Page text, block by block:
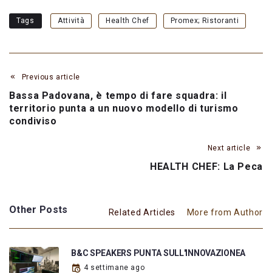
Tags Attività Health Chef Promex; Ristoranti
Previous article
Bassa Padovana, è tempo di fare squadra: il
territorio punta a un nuovo modello di turismo
condiviso
Next article
HEALTH CHEF: La Peca
Other Posts Related Articles More from Author
B&C SPEAKERS PUNTA SULL'INNOVAZIONEA
4 settimane ago